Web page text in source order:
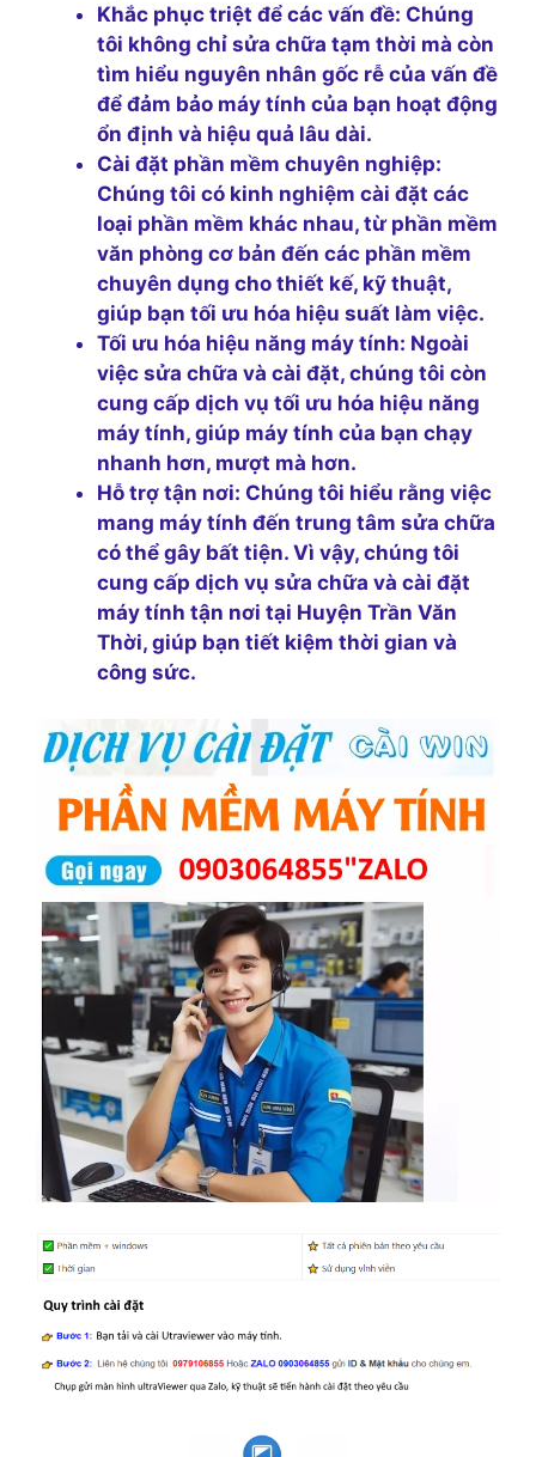
Khắc phục triệt để các vấn đề: Chúng
tôi không chỉ sửa chữa tạm thời mà còn
tìm hiểu nguyên nhân gốc rễ của vấn đề
để đảm bảo máy tính của bạn hoạt động
ổn định và hiệu quả lâu dài.
Cài đặt phần mềm chuyên nghiệp:
Chúng tôi có kinh nghiệm cài đặt các
loại phần mềm khác nhau, từ phần mềm
văn phòng cơ bản đến các phần mềm
chuyên dụng cho thiết kế, kỹ thuật,
giúp bạn tối ưu hóa hiệu suất làm việc.
Tối ưu hóa hiệu năng máy tính: Ngoài
việc sửa chữa và cài đặt, chúng tôi còn
cung cấp dịch vụ tối ưu hóa hiệu năng
máy tính, giúp máy tính của bạn chạy
nhanh hơn, mượt mà hơn.
Hỗ trợ tận nơi: Chúng tôi hiểu rằng việc
mang máy tính đến trung tâm sửa chữa
có thể gây bất tiện. Vì vậy, chúng tôi
cung cấp dịch vụ sửa chữa và cài đặt
máy tính tận nơi tại Huyện Trần Văn
Thời, giúp bạn tiết kiệm thời gian và
công sức.